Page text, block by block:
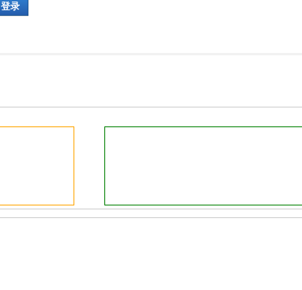
登录